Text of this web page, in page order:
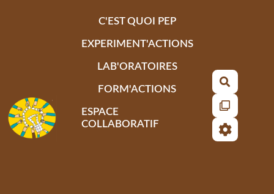
C'EST QUOI PEP
EXPERIMENT'ACTIONS
LAB'ORATOIRES
FORM'ACTIONS
ESPACE
COLLABORATIF